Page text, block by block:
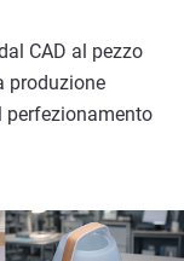
CAD al pezzo
produzione
perfezionamento